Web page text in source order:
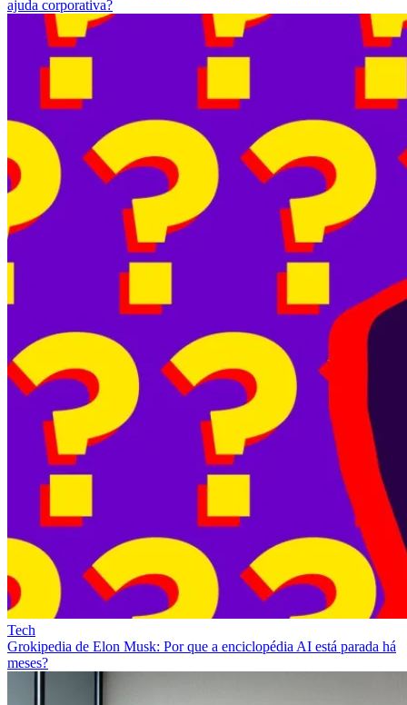
ajuda corporativa?
Tech
Grokipedia de Elon Musk: Por que a enciclopédia AI está parada há
meses?